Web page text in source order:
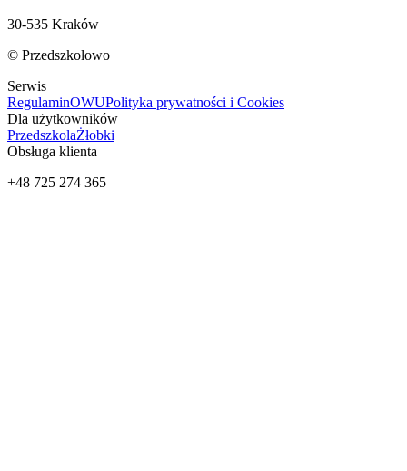
30-535 Kraków
© Przedszkolowo
Serwis
RegulaminOWUPolityka prywatności i Cookies
Dla użytkowników
PrzedszkolaŻłobki
Obsługa klienta
+48 725 274 365